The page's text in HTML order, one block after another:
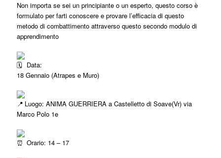
Non importa se sei un principiante o un esperto, questo corso è
formulato per farti conoscere e provare l’efficacia di questo
metodo di combattimento attraverso questo secondo modulo di
apprendimento
Data:
18 Gennaio (Atrapes e Muro)
Luogo: ANIMA GUERRIERA a Castelletto di Soave(Vr) via
Marco Polo 1e
Orario: 14 – 17